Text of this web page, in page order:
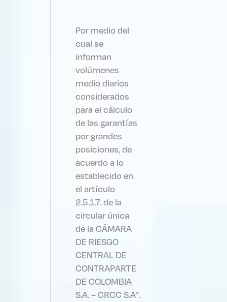
Por medio del
cual se
informan
volúmenes
medio diarios
considerados
para el cálculo
de las garantías
por grandes
posiciones, de
acuerdo a lo
establecido en
el artículo
2.5.1.7. de la
circular única
de la CÁMARA
DE RIESGO
CENTRAL DE
CONTRAPARTE
DE COLOMBIA
S.A. – CRCC S.A”.